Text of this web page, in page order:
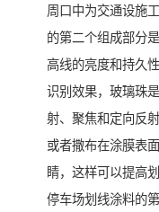
周口中为交通设施
的第二个组成部分
高线的亮度和持久
识别效果，玻璃珠
射、聚焦和定向反
或者撒布在涂膜表
睛，这样可以提高
停车场划线涂料的